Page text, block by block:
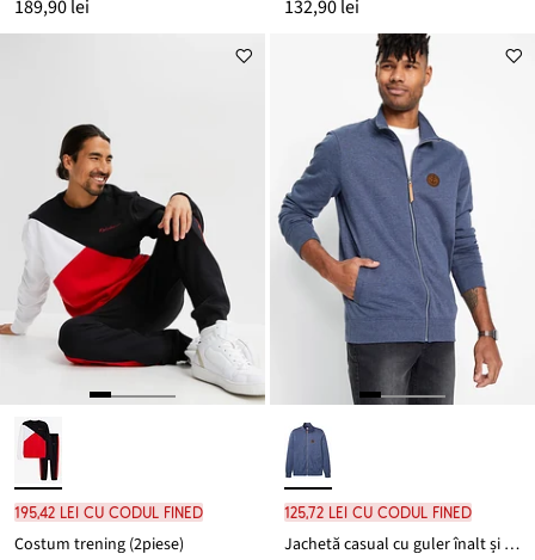
189,90 lei 132,90 lei
195,42 lei cu codul FINED
Costum trening (2piese)
125,72 lei cu codul FINED
Jachetă casual cu guler înalt și detalii din imitație de piele